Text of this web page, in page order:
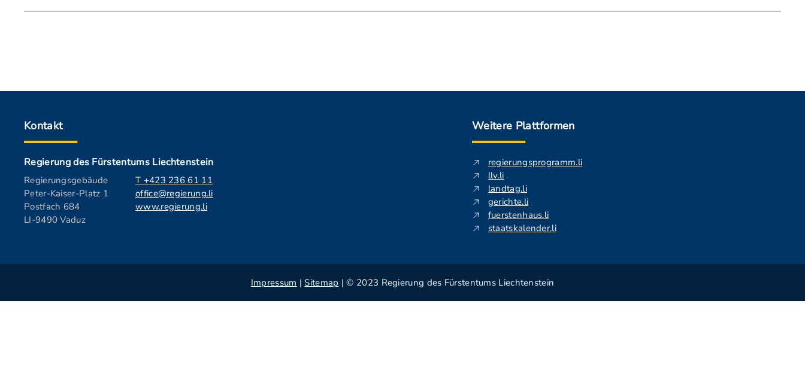
Kontakt
Regierung des Fürstentums Liechtenstein
Regierungsgebäude
Peter-Kaiser-Platz 1
Postfach 684
LI-9490 Vaduz
T +423 236 61 11
office@regierung.li
www.regierung.li
Weitere Plattformen
regierungsprogramm.li
llv.li
landtag.li
gerichte.li
fuerstenhaus.li
staatskalender.li
Impressum | Sitemap | © 2023 Regierung des Fürstentums Liechtenstein